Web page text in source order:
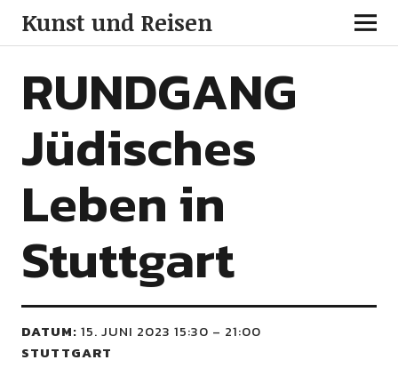
Kunst und Reisen
RUNDGANG
Jüdisches
Leben in
Stuttgart
DATUM: 15. JUNI 2023 15:30 – 21:00
STUTTGART